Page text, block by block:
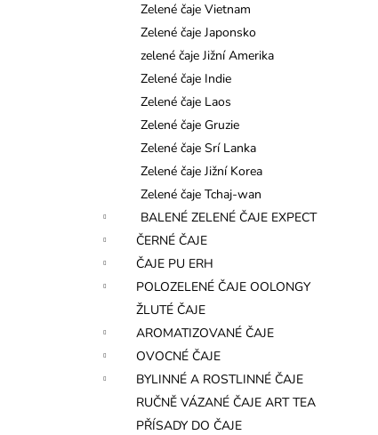
Zelené čaje Vietnam
Zelené čaje Japonsko
zelené čaje Jižní Amerika
Zelené čaje Indie
Zelené čaje Laos
Zelené čaje Gruzie
Zelené čaje Srí Lanka
Zelené čaje Jižní Korea
Zelené čaje Tchaj-wan
BALENÉ ZELENÉ ČAJE EXPECT
ČERNÉ ČAJE
ČAJE PU ERH
POLOZELENÉ ČAJE OOLONGY
ŽLUTÉ ČAJE
AROMATIZOVANÉ ČAJE
OVOCNÉ ČAJE
BYLINNÉ A ROSTLINNÉ ČAJE
RUČNĚ VÁZANÉ ČAJE ART TEA
PŘÍSADY DO ČAJE